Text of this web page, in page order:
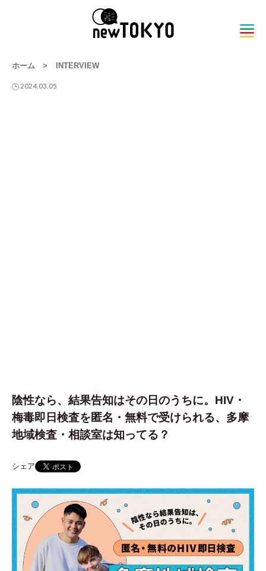
ホーム > INTERVIEW
2024.03.05
陰性なら、結果告知はその日のうちに。HIV・
梅毒即日検査を匿名・無料で受けられる、多摩
地域検査・相談室は知ってる？
シェア